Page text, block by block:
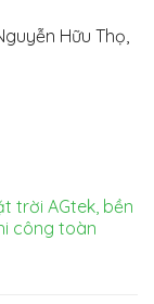
Hữu Thọ,
trời AGtek, bền
công toàn